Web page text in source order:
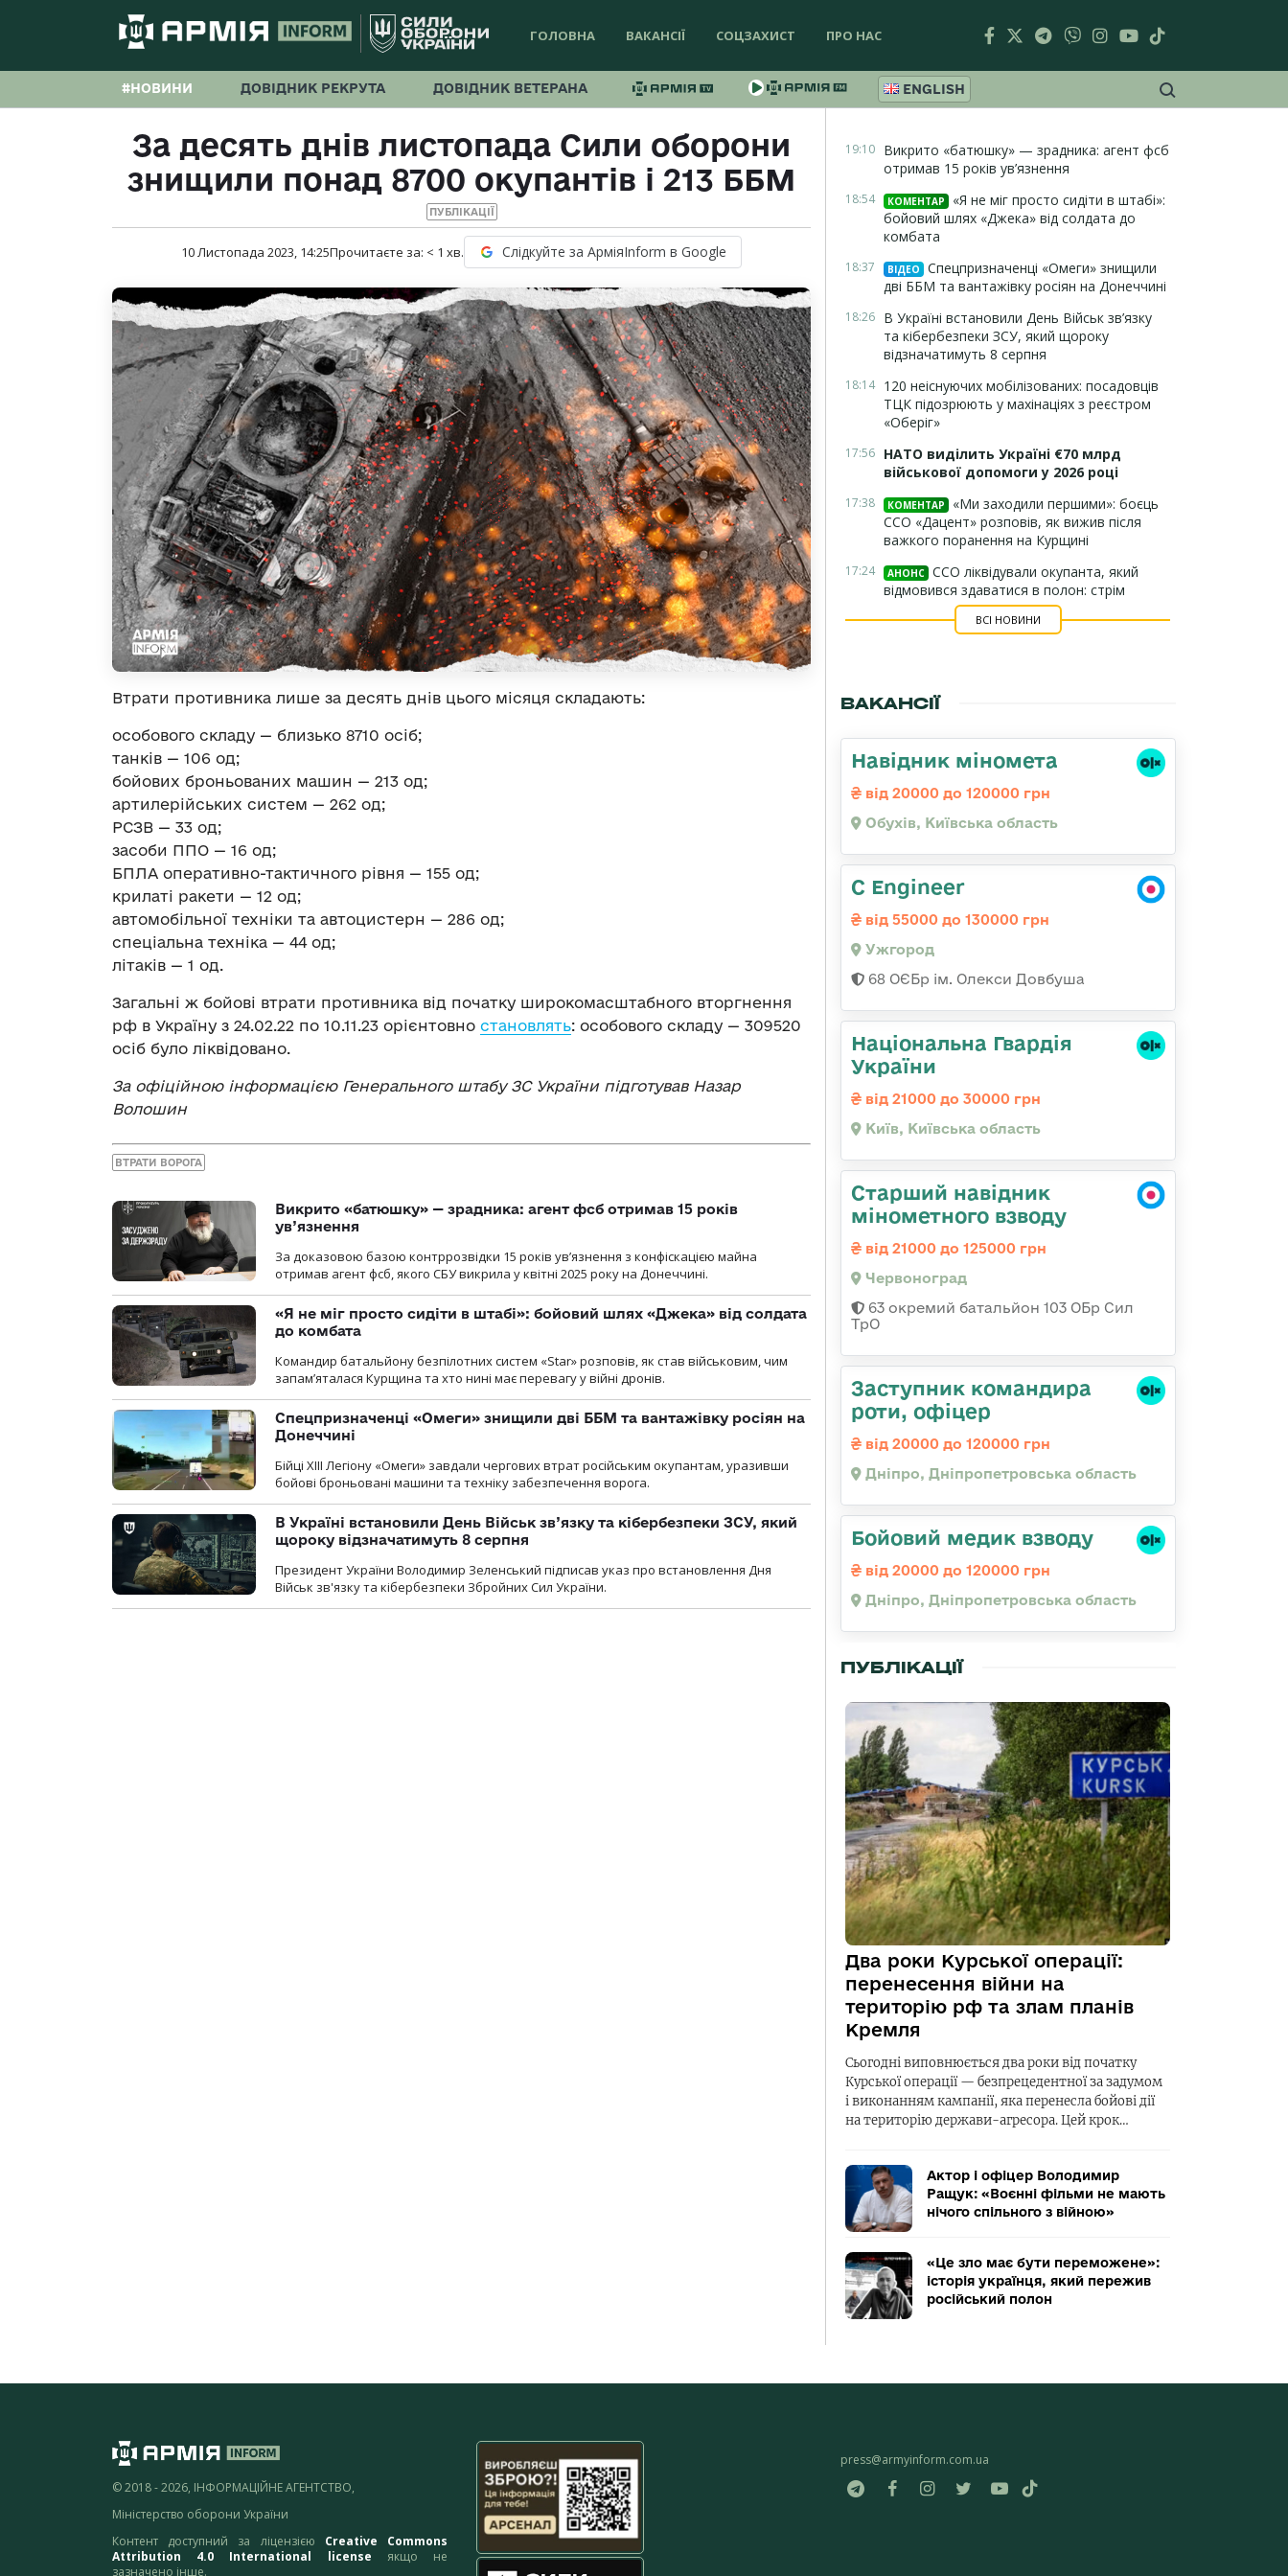
ГОЛОВНА ВАКАНСІЇ СОЦЗАХИСТ ПРО НАС
#НОВИНИ ДОВІДНИК РЕКРУТА ДОВІДНИК ВЕТЕРАНА ENGLISH
За десять днів листопада Сили оборони
знищили понад 8700 окупантів і 213 ББМ
ПУБЛІКАЦІЇ
10 Листопада 2023, 14:25Прочитаєте за: < 1 хв. Слідкуйте за АрміяInform в Google
Втрати противника лише за десять днів цього місяця складають:
особового складу — близько 8710 осіб;
танків — 106 од;
бойових броньованих машин — 213 од;
артилерійських систем — 262 од;
РСЗВ — 33 од;
засоби ППО — 16 од;
БПЛА оперативно-тактичного рівня — 155 од;
крилаті ракети — 12 од;
автомобільної техніки та автоцистерн — 286 од;
спеціальна техніка — 44 од;
літаків — 1 од.
Загальні ж бойові втрати противника від початку широкомасштабного вторгнення
рф в Україну з 24.02.22 по 10.11.23 орієнтовно становлять: особового складу — 309520
осіб було ліквідовано.
За офіційною інформацією Генерального штабу ЗС України підготував Назар
Волошин
ВТРАТИ ВОРОГА
Викрито «батюшку» — зрадника: агент фсб отримав 15 років
ув’язнення
За доказовою базою контррозвідки 15 років увʼязнення з конфіскацією майна
отримав агент фсб, якого СБУ викрила у квітні 2025 року на Донеччині.
«Я не міг просто сидіти в штабі»: бойовий шлях «Джека» від солдата
до комбата
Командир батальйону безпілотних систем «Star» розповів, як став військовим, чим
запам’яталася Курщина та хто нині має перевагу у війні дронів.
Спецпризначенці «Омеги» знищили дві ББМ та вантажівку росіян на
Донеччині
Бійці ХІІІ Легіону «Омеги» завдали чергових втрат російським окупантам, уразивши
бойові броньовані машини та техніку забезпечення ворога.
В Україні встановили День Військ зв’язку та кібербезпеки ЗСУ, який
щороку відзначатимуть 8 серпня
Президент України Володимир Зеленський підписав указ про встановлення Дня
Військ зв'язку та кібербезпеки Збройних Сил України.
19:10 Викрито «батюшку» — зрадника: агент фсб
отримав 15 років ув’язнення
18:54 КОМЕНТАР
«Я не міг просто сидіти в штабі»:
бойовий шлях «Джека» від солдата до
комбата
18:37 ВІДЕО
Спецпризначенці «Омеги» знищили
дві ББМ та вантажівку росіян на Донеччині
18:26 В Україні встановили День Військ зв’язку
та кібербезпеки ЗСУ, який щороку
відзначатимуть 8 серпня
18:14 120 неіснуючих мобілізованих: посадовців
ТЦК підозрюють у махінаціях з реєстром
«Оберіг»
17:56 НАТО виділить Україні €70 млрд
військової допомоги у 2026 році
17:38 КОМЕНТАР
«Ми заходили першими»: боєць
ССО «Дацент» розповів, як вижив після
важкого поранення на Курщині
17:24 АНОНС ССО ліквідували окупанта, який
відмовився здаватися в полон: стрім
ВСІ НОВИНИ
ВАКАНСІЇ
Навідник міномета
від 20000 до 120000 грн
Обухів, Київська область
C Engineer
від 55000 до 130000 грн
Ужгород
68 ОЄБр ім. Олекси Довбуша
Національна Гвардія
України
від 21000 до 30000 грн
Київ, Київська область
Старший навідник
мінометного взводу
від 21000 до 125000 грн
Червоноград
63 окремий батальйон 103 ОБр Сил
ТрО
Заступник командира
роти, офіцер
від 20000 до 120000 грн
Дніпро, Дніпропетровська область
Бойовий медик взводу
від 20000 до 120000 грн
Дніпро, Дніпропетровська область
ПУБЛІКАЦІЇ
Два роки Курської операції:
перенесення війни на
територію рф та злам планів
Кремля
Сьогодні виповнюється два роки від початку
Курської операції — безпрецедентної за задумом
і виконанням кампанії, яка перенесла бойові дії
на територію держави-агресора. Цей крок…
Актор і офіцер Володимир
Ращук: «Воєнні фільми не мають
нічого спільного з війною»
«Це зло має бути переможене»:
історія українця, який пережив
російський полон
© 2018 - 2026, ІНФОРМАЦІЙНЕ АГЕНТСТВО,
Міністерство оборони України
Контент доступний за ліцензією Creative Commons
Attribution 4.0 International license якщо не
зазначено інше.
press@armyinform.com.ua